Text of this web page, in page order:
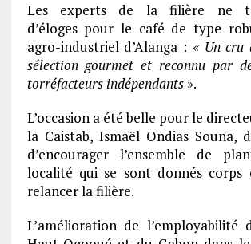
Les experts de la filière ne
d’éloges pour le café de type
agro-industriel d’Alanga : « Un cru
sélection gourmet et reconnu par
torréfacteurs indépendants».
L’occasion a été belle pour le
la Caistab, Ismaël Ondias Souna,
d’encourager l’ensemble de
localité qui se sont donnés
relancer la filière.
L’amélioration de l’employabilité